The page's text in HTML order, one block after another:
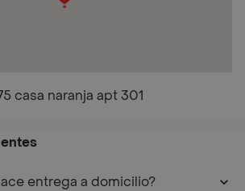
casa naranja apt 301
entrega a domicilio?